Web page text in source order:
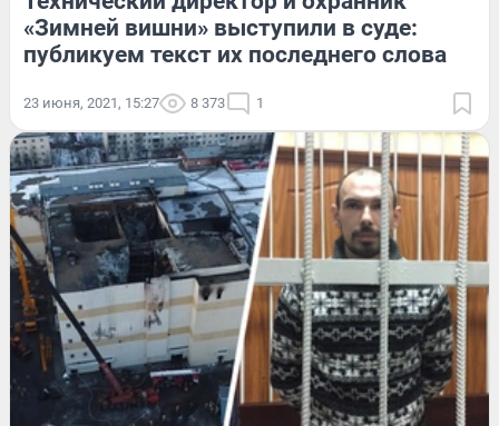
«Зимней вишни» выступили в суде:
публикуем текст их последнего слова
23 июня, 2021, 15:27 8 373 1